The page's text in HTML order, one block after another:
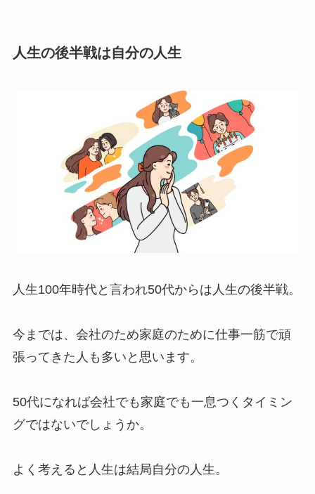
人生の後半戦は自分の人生
人生100年時代と言われ50代からは人生の後半戦。
今までは、会社のため家庭のために仕事一筋で頑
張ってきた人も多いと思います。
50代になれば会社でも家庭でも一息つくタイミン
グではないでしょうか。
よく考えると人生は結局自分の人生。